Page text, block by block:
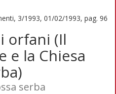
3/1993, 01/02/1993, pag. 96
orfani (Il
e la Chiesa
serba